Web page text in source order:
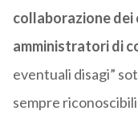
collaborazione
amministratori di
eventuali disagi”
sempre